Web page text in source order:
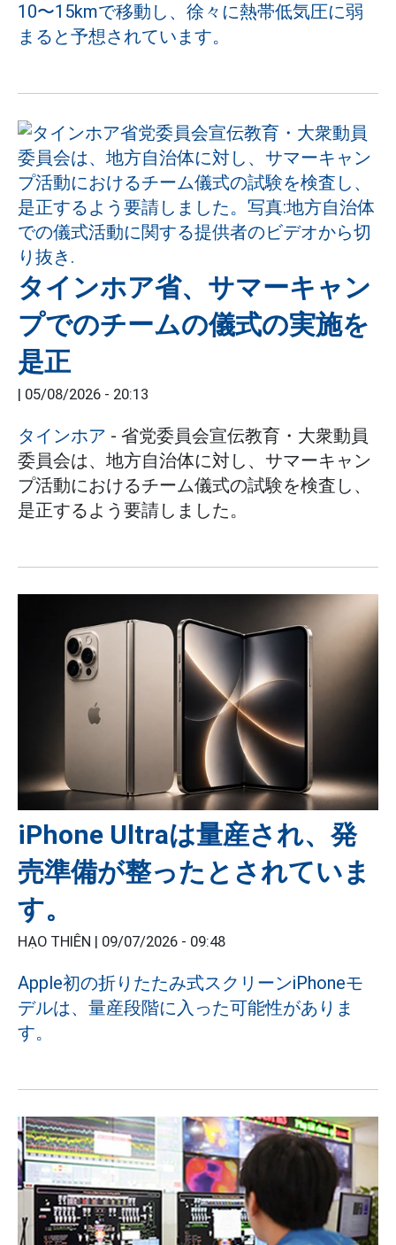
10〜15kmで移動し、徐々に熱帯低気圧に弱
まると予想されています。
タインホア省、サマーキャン
プでのチームの儀式の実施を
是正
| 05/08/2026 - 20:13
タインホア - 省党委員会宣伝教育・大衆動員
委員会は、地方自治体に対し、サマーキャン
プ活動におけるチーム儀式の試験を検査し、
是正するよう要請しました。
iPhone Ultraは量産され、発
売準備が整ったとされていま
す。
HẠO THIÊN | 09/07/2026 - 09:48
Apple初の折りたたみ式スクリーンiPhoneモ
デルは、量産段階に入った可能性がありま
す。